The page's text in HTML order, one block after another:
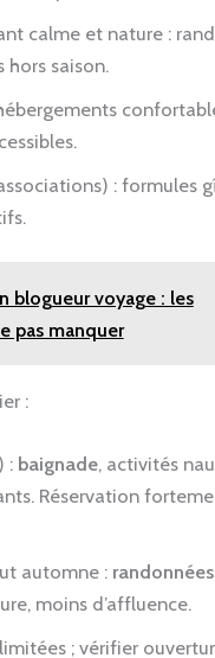
calme et nature :
hors saison.
: formules
blogueur voyage : les
pas manquer
:
: baignade, activités
Réservation
automne : randonnées
moins d’affluence.
; vérifier